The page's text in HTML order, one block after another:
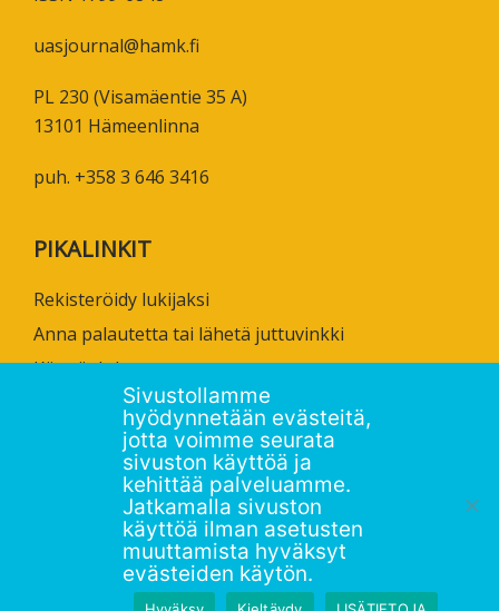
uasjournal@hamk.fi
PL 230 (Visamäentie 35 A)
13101 Hämeenlinna
puh. +358 3 646 3416
PIKALINKIT
Rekisteröidy lukijaksi
Anna palautetta tai lähetä juttuvinkki
Käyttöehdot
Tietosuojaseloste
Saavutettavuusseloste
Ammattikorkeakoulujen omia verkkojulkaisuja
Sivustollamme
hyödynnetään evästeitä,
jotta voimme seurata
sivuston käyttöä ja
kehittää palveluamme.
Jatkamalla sivuston
käyttöä ilman asetusten
muuttamista hyväksyt
evästeiden käytön.